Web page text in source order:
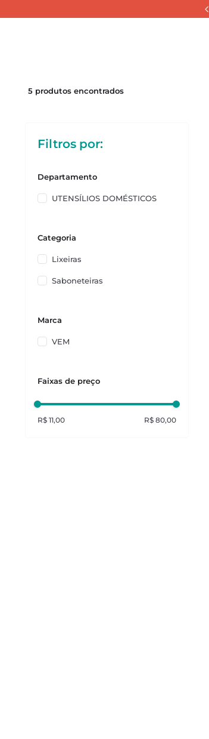
5 produtos
Filtros
Departamento
UTENSÍLIOS DOMÉSTICOS
Categoria
Lixeiras
Saboneteiras
Marca
VEM
Faixas de preço
R$ 11,00 R$ 80,00